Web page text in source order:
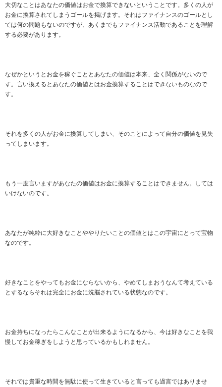
大切なことはあなたの価値はお金で換算できないということです。多くの人が
お金に換算されてしまうゴールを掲げます。それはファイナンスのゴールとし
ては何の問題もないのですが、あくまでもファイナンス活動であることを理解
する必要があります。
なぜかというとお金を稼ぐこととあなたの価値は本来、全く関係がないので
す。言い換えるとあなたの価値とはお金換算することはできないものなので
す。
それを多くの人がお金に換算してしまい、そのことによって自分の価値を見失
ってしまいます。
もう一度言いますがあなたの価値はお金に換算することはできません。しては
いけないのです。
あなたが純粋に大好きなことややりたいことの価値とはこの宇宙にとって宝物
なのです。
好きなことをやってもお金にならないから、やめてしまおうなんて考えている
とするならそれは完全にお金に洗脳されている状態なのです。
お金持ちになったらこんなことが出来るようになるから、今は好きなことを我
慢してお金稼ぎをしようと思っているかもしれません。
それでは貴重な時間を無駄に使って生きていると言っても過言ではありませ